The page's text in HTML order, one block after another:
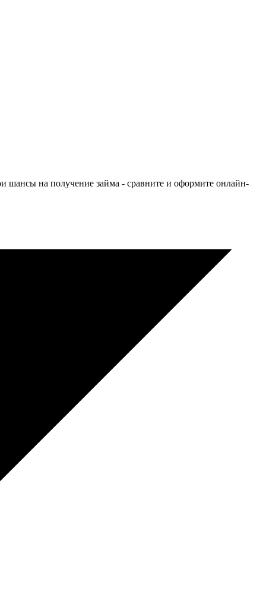
шансы на получение займа - сравните и оформите онлайн-